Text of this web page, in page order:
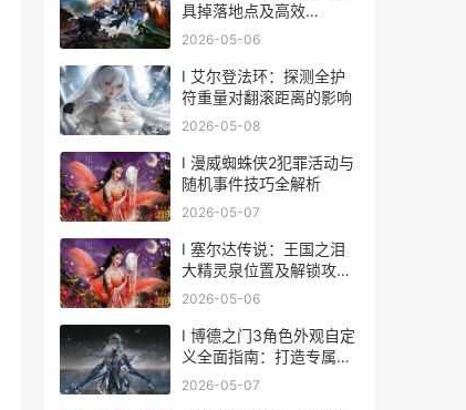
具掉落地点及高效
Farming 策略解析
2026-05-06
I 艾尔登法环：探测全护
符重量对翻滚距离的影响
2026-05-08
I 漫威蜘蛛侠2犯罪活动与
随机事件技巧全解析
2026-05-07
I 塞尔达传说：王国之泪
大精灵泉位置及解锁攻略
指南
2026-05-06
I 博德之门3角色外观自定
义全面指南：打造专属英
雄形象
2026-05-07